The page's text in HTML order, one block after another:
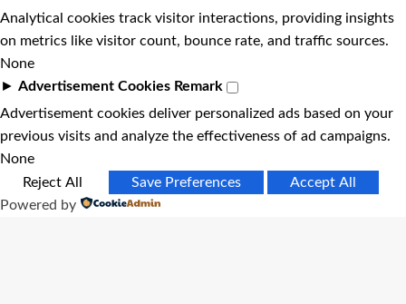
Analytical cookies track visitor interactions, providing insights
on metrics like visitor count, bounce rate, and traffic sources.
None
► Advertisement Cookies Remark
Advertisement cookies deliver personalized ads based on your
previous visits and analyze the effectiveness of ad campaigns.
None
Reject All
Save Preferences
Accept All
Powered by